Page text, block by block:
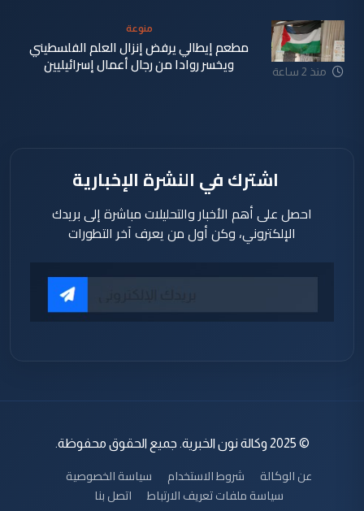
منذ 2 ساعة
منوعة
مطعم إيطالي يرفض إنزال العلم الفلسطيني
ويخسر روادا من رجال أعمال إسرائيليين
اشترك في النشرة الإخبارية
احصل على أهم الأخبار والتحليلات مباشرة إلى بريدك
الإلكتروني، وكن أول من يعرف آخر التطورات
© 2025 وكالة نون الخبرية. جميع الحقوق محفوظة.
عن الوكالة شروط الاستخدام
سياسة الخصوصية
سياسة ملفات تعريف الارتباط
اتصل بنا